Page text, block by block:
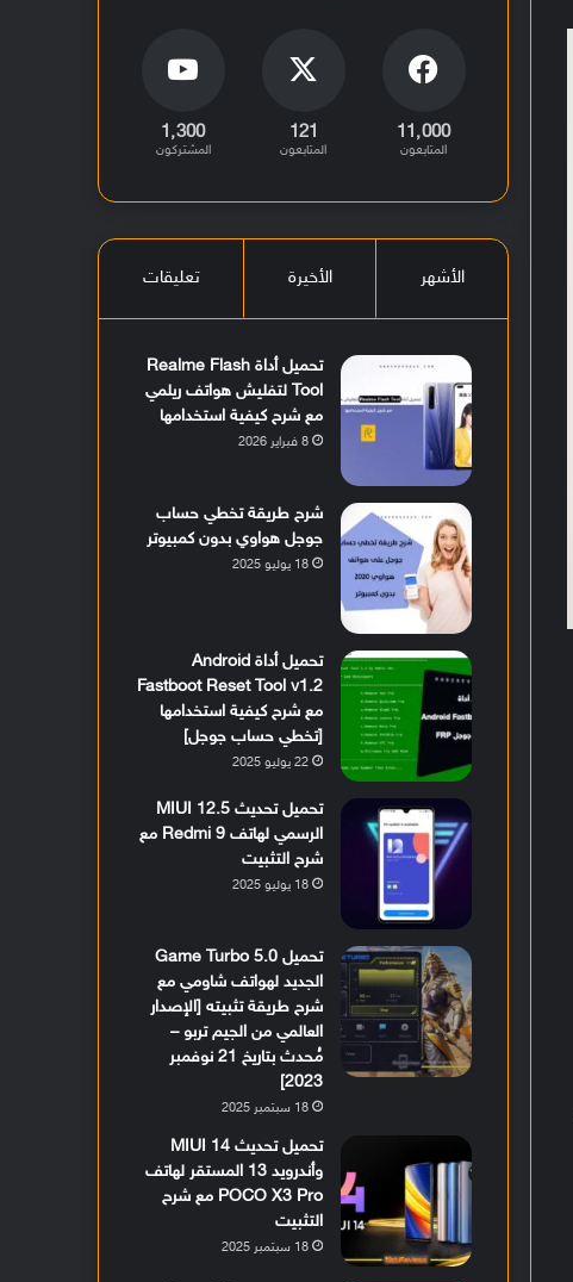
11٬000
المتابعون
121
المتابعون
1٬300
المشتركون
الأشهر الأخيرة تعليقات
تحميل أداة Realme Flash
Tool لتفليش هواتف ريلمي
مع شرح كيفية استخدامها
8 فبراير 2026
شرح طريقة تخطي حساب
جوجل هواوي بدون كمبيوتر
18 يوليو 2025
تحميل أداة Android
Fastboot Reset Tool v1.2
مع شرح كيفية استخدامها
[تخطي حساب جوجل]
22 يوليو 2025
تحميل تحديث MIUI 12.5
الرسمي لهاتف Redmi 9 مع
شرح التثبيت
18 يوليو 2025
تحميل Game Turbo 5.0
الجديد لهواتف شاومي مع
شرح طريقة تثبيته [الإصدار
العالمي من الجيم تربو –
مُحدث بتاريخ 21 نوفمبر
2023]
18 سبتمبر 2025
تحميل تحديث MIUI 14
وأندرويد 13 المستقر لهاتف
POCO X3 Pro مع شرح
التثبيت
18 سبتمبر 2025